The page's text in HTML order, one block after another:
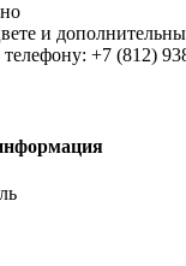
и
телефону: +7 (812)